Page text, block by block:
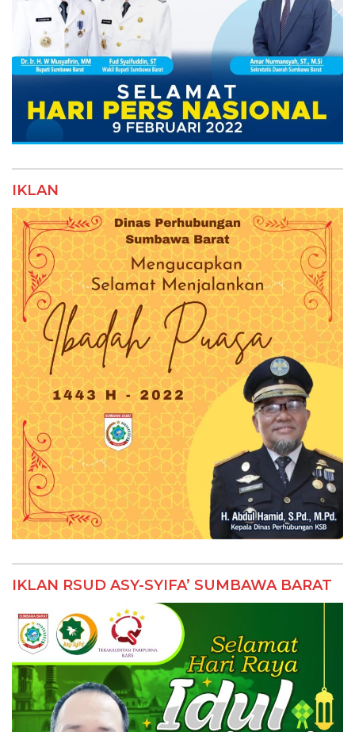
IKLAN
IKLAN RSUD ASY-SYIFA’ SUMBAWA BARAT